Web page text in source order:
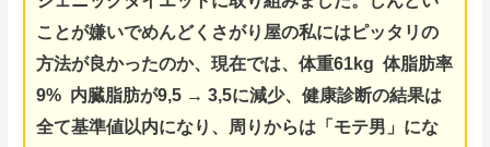
ことが嫌いでめんどくさがり屋の私にはピッタリの
方法が良かったのか、現在では、体重61kg 体脂肪率
9% 内臓脂肪が9,5 → 3,5に減少、健康診断の結果は
全て基準値以内になり、周りからは「モテ男」にな